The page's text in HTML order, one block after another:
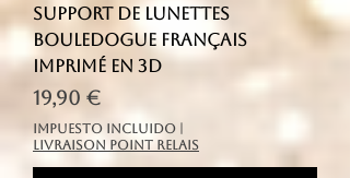
Support de lunettes
Bouledogue français
imprimé en 3D
Precio
19,90 €
Impuesto incluido
livraison point relais